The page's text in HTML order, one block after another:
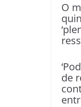
O
de